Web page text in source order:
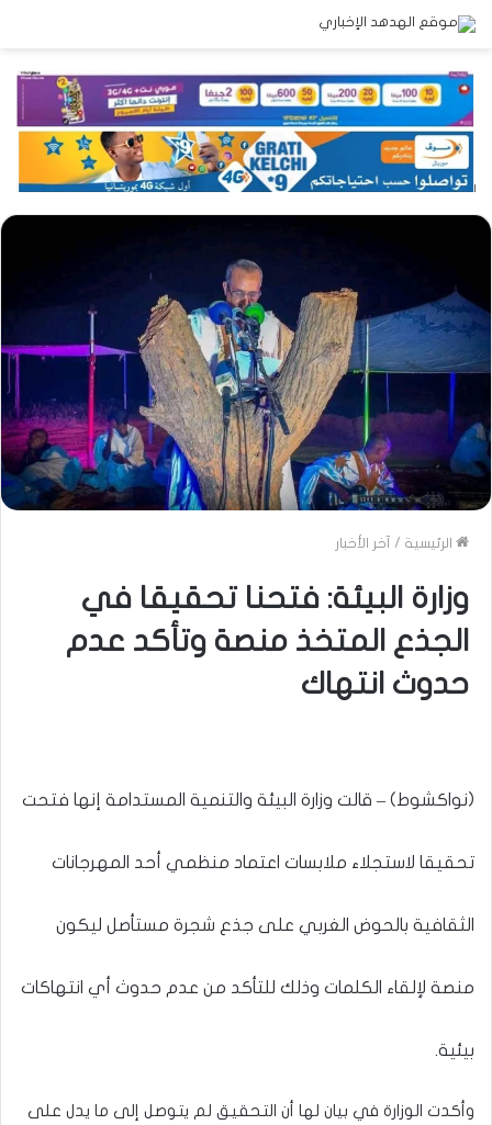
الرئيسية / آخر الأخبار
وزارة البيئة: فتحنا تحقيقا في
الجذع المتخذ منصة وتأكد عدم
حدوث انتهاك
(نواكشوط) – قالت وزارة البيئة والتنمية المستدامة إنها فتحت
تحقيقا لاستجلاء ملابسات اعتماد منظمي أحد المهرجانات
الثقافية بالحوض الغربي على جذع شجرة مستأصل ليكون
منصة لإلقاء الكلمات وذلك للتأكد من عدم حدوث أي انتهاكات
بيئية.
وأكدت الوزارة في بيان لها أن التحقيق لم يتوصل إلى ما يدل على